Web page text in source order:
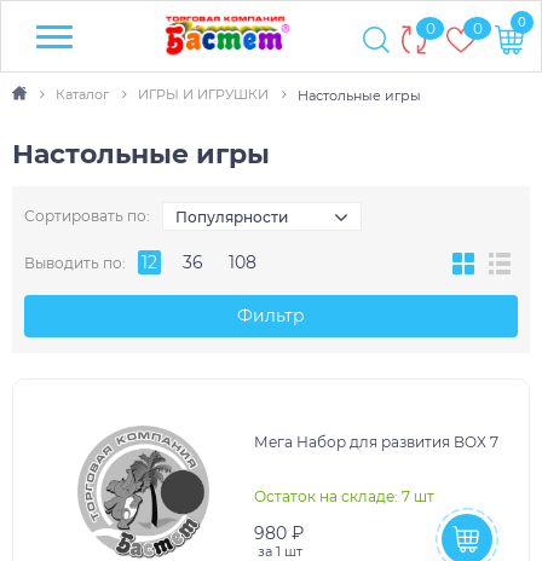
0 0 0
Каталог ИГРЫ И ИГРУШКИ Настольные игры
Настольные игры
Сортировать по: Популярности
Выводить по: 12 36 108
Фильтр
Мега Набор для развития BOX 7
Остаток на складе: 7 шт
980 ₽
за 1 шт